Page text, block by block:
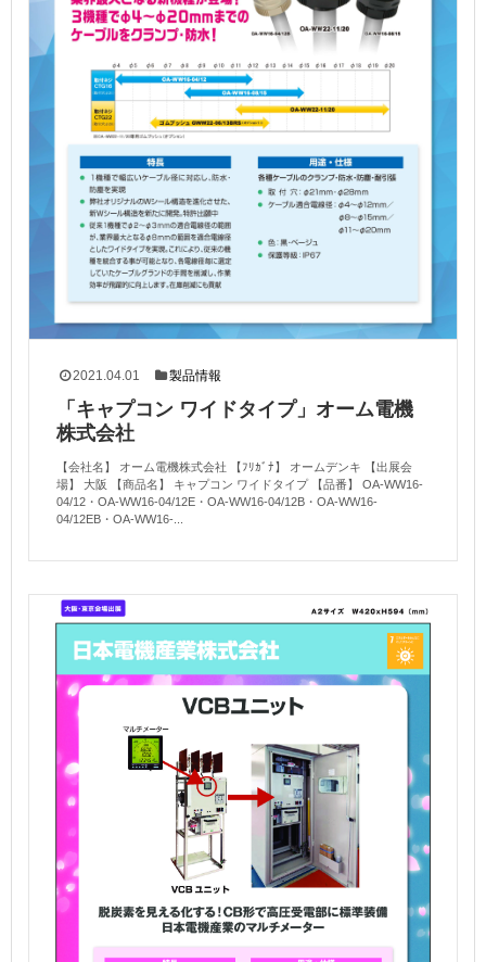
2021.04.01 製品情報
「キャプコン ワイドタイプ」オーム電機
株式会社
【会社名】 オーム電機株式会社 【ﾌﾘｶﾞﾅ】 オームデンキ 【出展会
場】 大阪 【商品名】 キャプコン ワイドタイプ 【品番】 OA-WW16-
04/12・OA-WW16-04/12E・OA-WW16-04/12B・OA-WW16-
04/12EB・OA-WW16-...